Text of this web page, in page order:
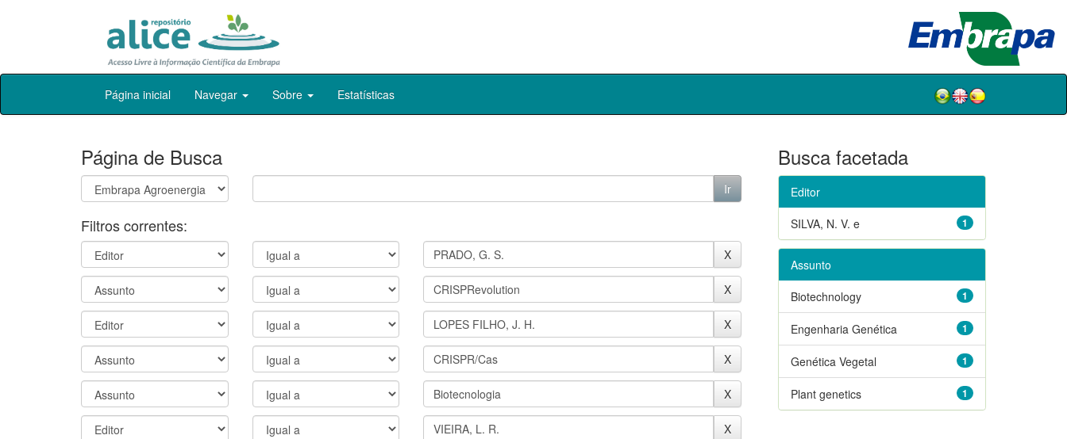
Skip
Página inicial Navegar Sobre Estatísticas
Página de Busca
Filtros correntes:
Busca facetada
Editor
1
SILVA, N. V. e
Assunto
1
Biotechnology
1
Engenharia Genética
1
Genética Vegetal
1
Plant genetics